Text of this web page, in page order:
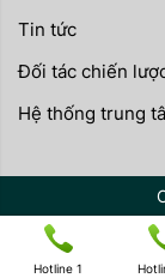
Tin tức
Đối tác chiến
Hệ thống trung
Hotline 1